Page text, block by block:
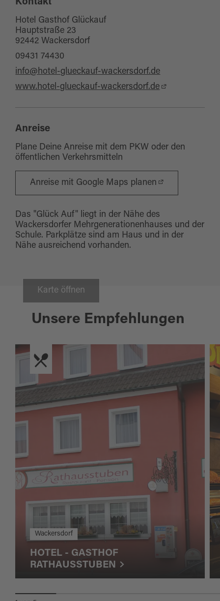
für Familien
für Gruppen
für jedes Wetter
Karte öffnen
Kontakt
Hotel Gasthof Glückauf
Hauptstraße 23
92442 Wackersdorf
09431 74430
info@hotel-glueckauf-wackersdorf.de
www.hotel-glueckauf-wackersdorf.de
Anreise
Plane Deine Anreise mit dem PKW oder den
öffentlichen Verkehrsmitteln
Anreise mit Google Maps planen
Das "Glück Auf" liegt in der Nähe des
Wackersdorfer Mehrgenerationenhauses und der
Schule. Parkplätze sind am Haus und in der
Nähe ausreichend vorhanden.
Unsere Empfehlungen
Wackersdorf
HOTEL - GASTHOF
RATHAUSSTUBEN